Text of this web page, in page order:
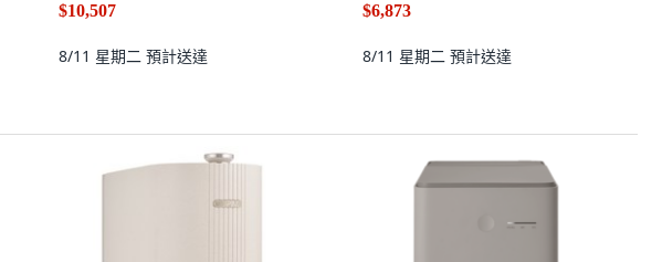
$10,507
8/11 星期二 預計送達
$6,873
8/11 星期二 預計送達